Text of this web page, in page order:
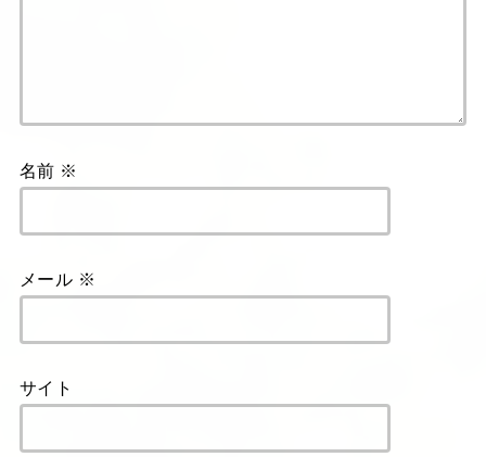
名前 ※
メール ※
サイト